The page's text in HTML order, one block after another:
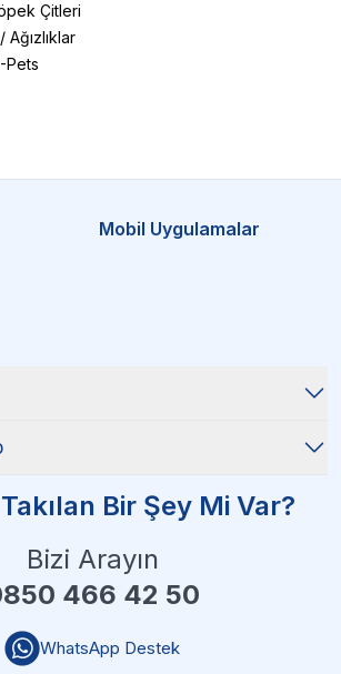
Çitleri
/ Ağızlıklar
Pets
Mobil Uygulamalar
Bir Şey Mi Var?
Bizi Arayın
466 42 50
WhatsApp Destek